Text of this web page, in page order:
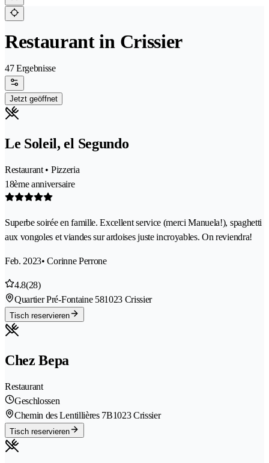
Restaurant in Crissier
47 Ergebnisse
Jetzt geöffnet
Le Soleil, el Segundo
Restaurant • Pizzeria
18ème anniversaire
Superbe soirée en famille. Excellent service (merci Manuela!), spaghetti
aux vongoles et viandes sur ardoises juste incroyables. On reviendra!
Feb. 2023• Corinne Perrone
4.8(28)
Quartier Pré-Fontaine 581023 Crissier
Tisch reservieren
Chez Bepa
Restaurant
Geschlossen
Chemin des Lentillières 7B1023 Crissier
Tisch reservieren